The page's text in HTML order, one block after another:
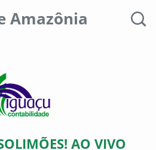
Amazônia
AO VIVO